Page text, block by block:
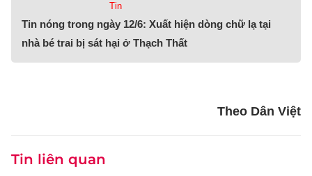
Tin
Tin nóng trong ngày 12/6: Xuất hiện dòng chữ lạ tại
nhà bé trai bị sát hại ở Thạch Thất
Theo Dân Việt
Tin liên quan